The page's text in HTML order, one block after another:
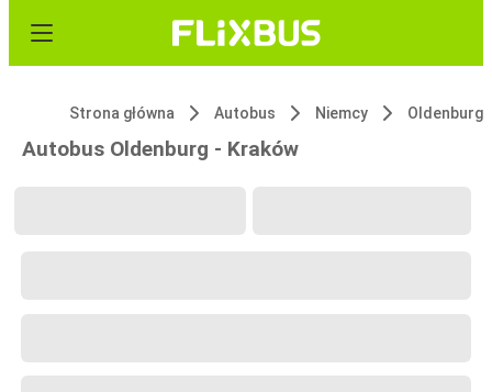
Strona główna Autobus Niemcy Oldenburg
Autobus Oldenburg - Kraków